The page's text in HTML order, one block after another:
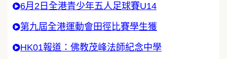
6月2日全港青少年五人足球賽U14
第九屆全港運動會田徑比賽學生獲
HK01報道：佛教茂峰法師紀念中學